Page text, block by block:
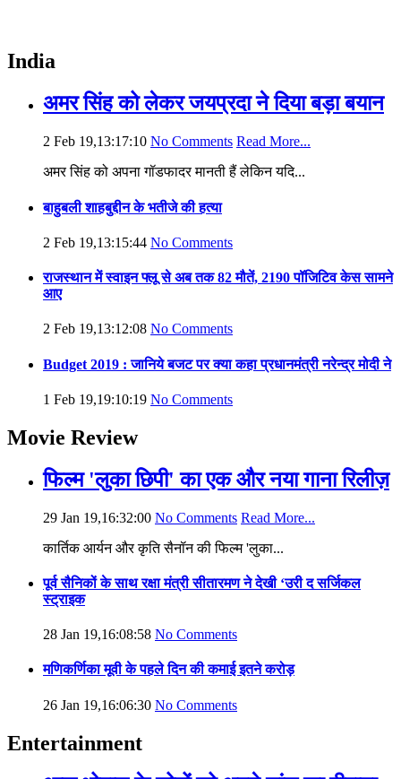
India
अमर सिंह को लेकर जयप्रदा ने दिया बड़ा बयान
2 Feb 19,13:17:10 No Comments Read More...
अमर सिंह को अपना गॉडफादर मानती हैं लेकिन यदि...
बाहुबली शाहबुद्दीन के भतीजे की हत्या
2 Feb 19,13:15:44 No Comments
राजस्थान में स्वाइन फ्लू से अब तक 82 मौतें, 2190 पॉजिटिव केस सामने
आए
2 Feb 19,13:12:08 No Comments
Budget 2019 : जानिये बजट पर क्या कहा प्रधानमंत्री नरेन्द्र मोदी ने
1 Feb 19,19:10:19 No Comments
Movie Review
फिल्म 'लुका छिपी' का एक और नया गाना रिलीज़
29 Jan 19,16:32:00 No Comments Read More...
कार्तिक आर्यन और कृति सैनॉन की फिल्म 'लुका...
पूर्व सैनिकों के साथ रक्षा मंत्री सीतारमण ने देखी ‘उरी द सर्जिकल
स्ट्राइक
28 Jan 19,16:08:58 No Comments
मणिकर्णिका मूवी के पहले दिन की कमाई इतने करोड़
26 Jan 19,16:06:30 No Comments
Entertainment